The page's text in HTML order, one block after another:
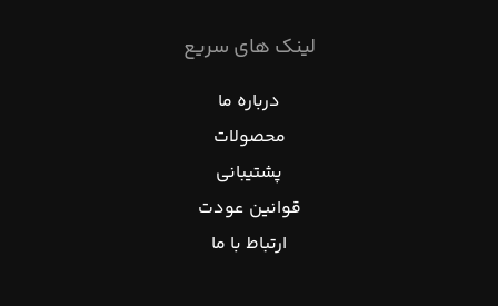
لینک های سریع
درباره ما
محصولات
پشتیبانی
قوانین عودت
ارتباط با ما